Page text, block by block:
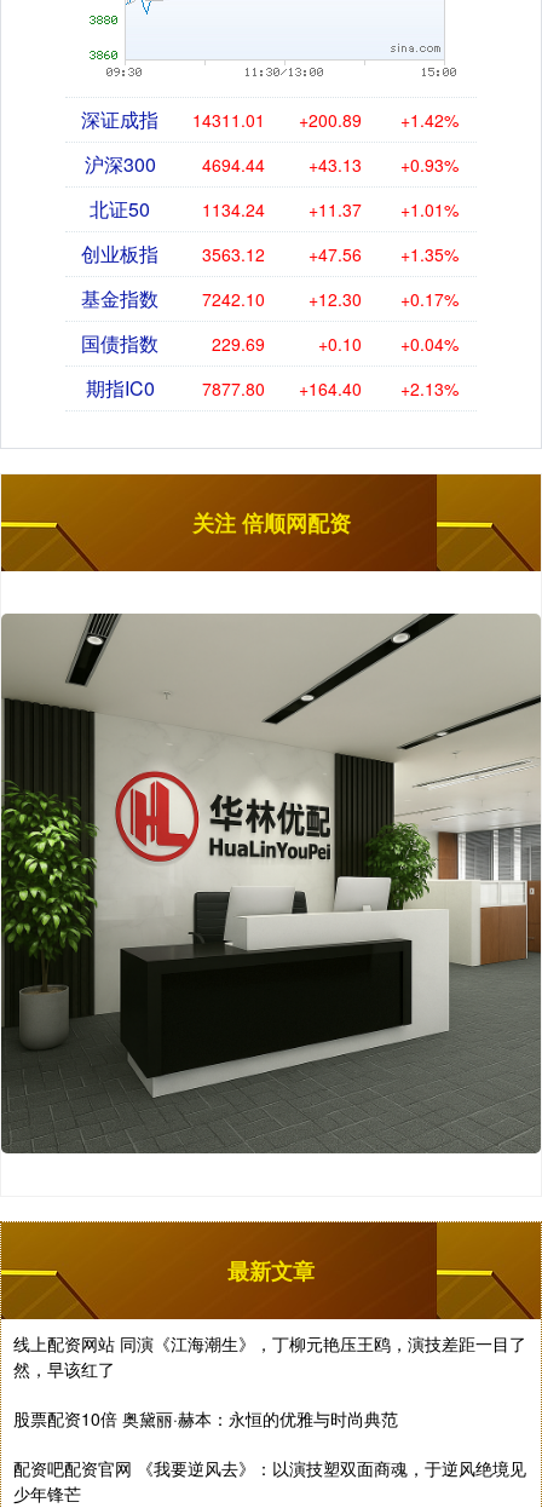
深证成指 14311.01 +200.89 +1.42%
沪深300 4694.44 +43.13 +0.93%
北证50 1134.24 +11.37 +1.01%
创业板指 3563.12 +47.56 +1.35%
基金指数 7242.10 +12.30 +0.17%
国债指数 229.69 +0.10 +0.04%
期指IC0 7877.80 +164.40 +2.13%
关注 倍顺网配资
最新文章
线上配资网站 同演《江海潮生》，丁柳元艳压王鸥，演技差距一目了
然，早该红了
股票配资10倍 奥黛丽·赫本：永恒的优雅与时尚典范
配资吧配资官网 《我要逆风去》：以演技塑双面商魂，于逆风绝境见
少年锋芒